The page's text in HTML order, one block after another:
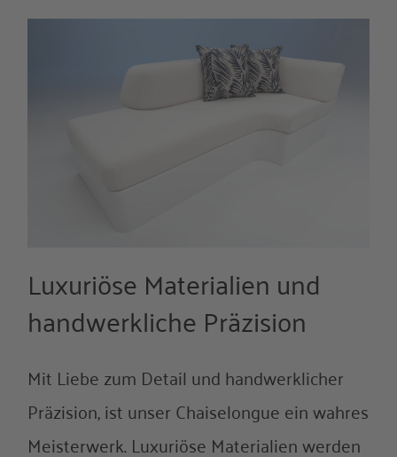
Luxuriöse Materialien und
handwerkliche Präzision
Mit Liebe zum Detail und handwerklicher
Präzision, ist unser Chaiselongue ein wahres
Meisterwerk. Luxuriöse Materialien werden